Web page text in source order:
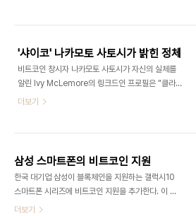
2017년 12월 2만 달러에 달할 때였다. 이제 많은 투
오른다면 그동안 하락세에 다수 투자자들이 유입되
어 결과적으로 시가총액을 증가시켰다고 해석할 수
있다.본 기사 작성 현재 시가총액은 1666억 달러로
24시간 변동율은 4.38%다. 해시율이란 비트코인
채굴기기가 복잡한 연산알고리즘을 통해 블록을 채
영향을 미치며 시스템 보안 확보에도 중요한 요소가
'샤이코' 나카모토 사토시가 밝힌 정체
비트코인 창시자 나카모토 사토시가 자신의 실체를
알린 Ivy McLemore의 링크드인 프로필은 "클라이
언트 성공을 위해 콘텐츠를 개발하고 배포하는 PR
이 있다. McLemore에 따르면 Satoshi
Nakamoto Renaissance Holdings는 블록체
인 기술을 토대로 삶의 모습을 바꾼다는 목표를 가지
고 있으며 이는 나카모토가 비트코인 기술백서를 발
행한 이후 진행된 블록체인 기술의 발전에 관련돼 있
더보기
삼성 스마트폰의 비트코인 지원
한국 대기업 삼성이 블록체인을 지원하는 갤럭시10
스마트폰 시리즈에 비트코인 지원을 추가한다. 이 소
식은 최근 삼성 개발자 웹사이트를 통해 밝혀졌다. 이
더보기